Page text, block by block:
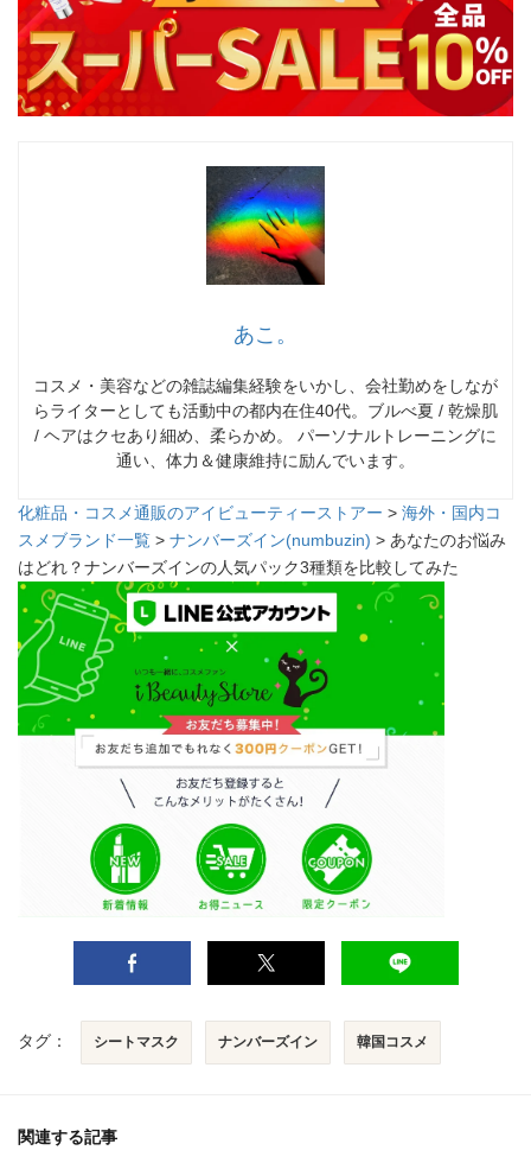
あこ。
コスメ・美容などの雑誌編集経験をいかし、会社勤めをしなが
らライターとしても活動中の都内在住40代。ブルべ夏 / 乾燥肌
/ ヘアはクセあり細め、柔らかめ。 パーソナルトレーニングに
通い、体力＆健康維持に励んでいます。
化粧品・コスメ通販のアイビューティーストアー > 海外・国内コ
スメブランド一覧 > ナンバーズイン(numbuzin) > あなたのお悩み
はどれ？ナンバーズインの人気パック3種類を比較してみた
タグ： シートマスク ナンバーズイン 韓国コスメ
関連する記事